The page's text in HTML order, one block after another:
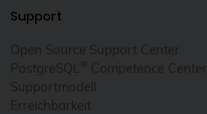
DecompileD
Deployment
DevOps
Support
Open Source Support Center
PostgreSQL ® Competence Center
Supportmodell
Erreichbarkeit